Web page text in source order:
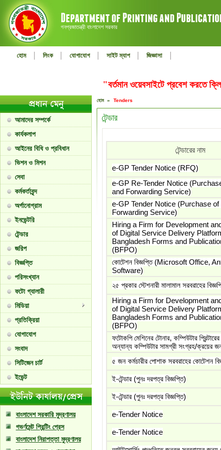
গনপ্রজাতন্ত্রী বাংলাদেশ সরকার
হোম | লিংক | যোগাযোগ | সাইট ম্যাপ | জিজ্ঞাসা |
"বর্তমান ওয়েবসাইটে প্রবেশ
আমাদের সম্পর্কে
কার্যকলাপ
আইনের বিধি ও প্রবিধান
ভিশন ও মিশন
সেবা
কর্মকর্তাবৃন্দ
অর্গানোগ্রাম
ইনভেন্টরি
টেন্ডার
জরিপ
বিজ্ঞপ্তি
পরিসংখ্যান
ফটো গ্যালারী
মিডিয়া
প্রতিক্রিয়া
যোগাযোগ
সংবাদ
সিটিজেন চার্ট
ইভেন্ট
বাংলাদেশ সরকারি মুদ্রণালয়
গভর্ণমেন্ট প্রিন্টিং প্রেস
বাংলাদেশ নিরাপত্তা মুদ্রণালয়
হোম » Tenders
টেন্ডার
টেন্ডারের নাম
e-GP Tender Notice (RFQ)
e-GP Re-Tender Notice
and Forwarding Service)
e-GP Tender Notice (Purchase of
Forwarding Service)
Hiring a Firm for Development
of Digital Service Delivery
Bangladesh Forms and
(BFPO)
কোটেশন বিজ্ঞপ্তি (Microsoft Office,
Software)
২৫ প্রকার স্টেশনারী মালামাল সরবরাহের
Hiring a Firm for Development
of Digital Service Delivery
Bangladesh Forms and
(BFPO)
ফটোকপি মেশিনের টোনার, কম্পিউটার
অন্যান্য কম্পিউটার সামগ্রী সংগ্রহ/ক্রয়ের
৫ জন কর্মচারীর পোশাক সরবরাহের কোটেশন
ই-টেন্ডার (পুনঃ দরপত্র বিজ্ঞপ্তি)
ই-টেন্ডার (পুনঃ দরপত্র বিজ্ঞপ্তি)
e-Tender Notice
e-Tender Notice